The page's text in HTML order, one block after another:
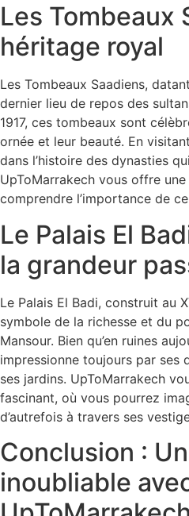
Les Tombeaux
héritage royal
Les Tombeaux Saadiens,
dernier lieu de repos des
1917, ces tombeaux sont
ornée et leur beauté. En
dans l’histoire des dynasties
UpToMarrakech vous offre
comprendre l’importance de
Le Palais El
la grandeur
Le Palais El Badi, construit au
symbole de la richesse et du
Mansour. Bien qu’en ruines
impressionne toujours par ses
ses jardins. UpToMarrakech
fascinant, où vous pourrez
d’autrefois à travers ses
Conclusion :
inoubliable